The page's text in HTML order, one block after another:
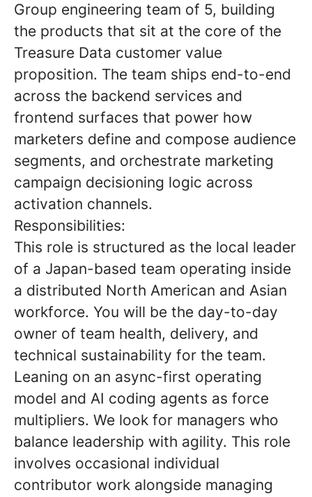
Group engineering team of 5, building
the products that sit at the core of the
Treasure Data customer value
proposition. The team ships end-to-end
across the backend services and
frontend surfaces that power how
marketers define and compose audience
segments, and orchestrate marketing
campaign decisioning logic across
activation channels.
Responsibilities:
This role is structured as the local leader
of a Japan-based team operating inside
a distributed North American and Asian
workforce. You will be the day-to-day
owner of team health, delivery, and
technical sustainability for the team.
Leaning on an async-first operating
model and AI coding agents as force
multipliers. We look for managers who
balance leadership with agility. This role
involves occasional individual
contributor work alongside managing